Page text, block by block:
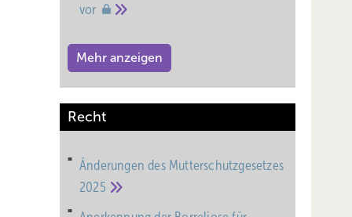
vor
Mehr anzeigen
Recht
Änderungen des Mutterschutz­gesetzes
2025